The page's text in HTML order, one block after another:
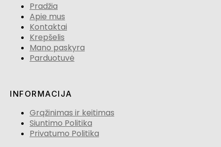
Pradžia
Apie mus
Kontaktai
Krepšelis
Mano paskyra
Parduotuvė
INFORMACIJA
Grąžinimas ir keitimas
Siuntimo Politika
Privatumo Politika